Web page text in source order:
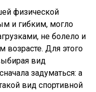
физической
и гибким, могло
не болело и
Для этого
вид
задуматься: а
вид спортивной